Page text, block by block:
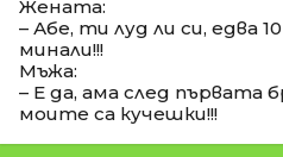
Жената:
– Абе, ти луд ли си, едва
минали!!!
Мъжа:
– Е да, ама след първата
моите са кучешки!!!